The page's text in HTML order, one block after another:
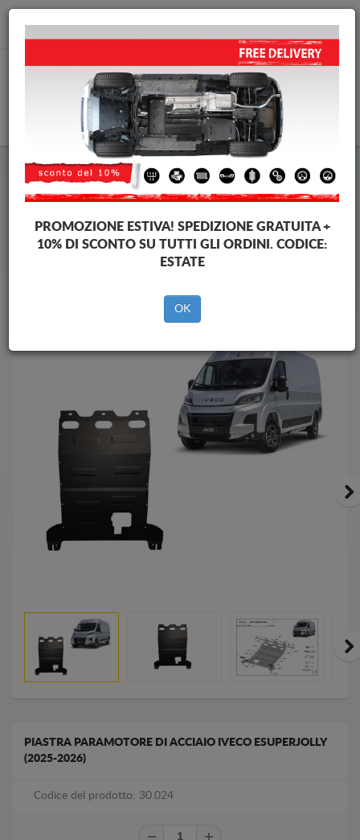
info@piastraparamotore.com
Piastra paramotore di acciaio Iveco
Piastra paramotore di acciaio Iveco eSuperJolly
Brands
Brands
PIASTRA PARAMOTORE DI ACCIAIO IVECO ESUPERJOLLY
(2025-2026)
Codice del prodotto: 30.024
PROMOZIONE ESTIVA! SPEDIZIONE GRATUITA +
10% DI SCONTO SU TUTTI GLI ORDINI. CODICE:
ESTATE
OK